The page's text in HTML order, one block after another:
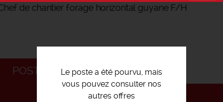
Le poste a été pourvu, mais
vous pouvez consulter nos
autres offres
POSTULEZ